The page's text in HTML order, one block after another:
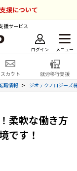
援について
援サービス
ログイン メニュー
スカウト
就労移行支援
職情報 ジオテクノロジーズ
柔軟な働き方
です！
ー
プ
員登録 無料